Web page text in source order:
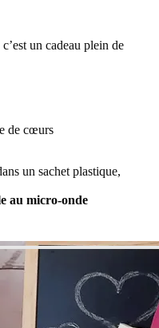
un cadeau plein de
de cœurs
un sachet plastique,
au micro-onde